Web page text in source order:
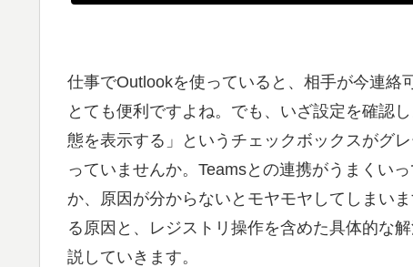
仕事でOutlookを使っていると、相手が今連絡
とても便利ですよね。でも、いざ設定を確認
態を表示する」というチェックボックスがグ
っていませんか。Teamsとの連携がうまくい
か、原因が分からないとモヤモヤしてしまい
る原因と、レジストリ操作を含めた具体的な
説していきます。